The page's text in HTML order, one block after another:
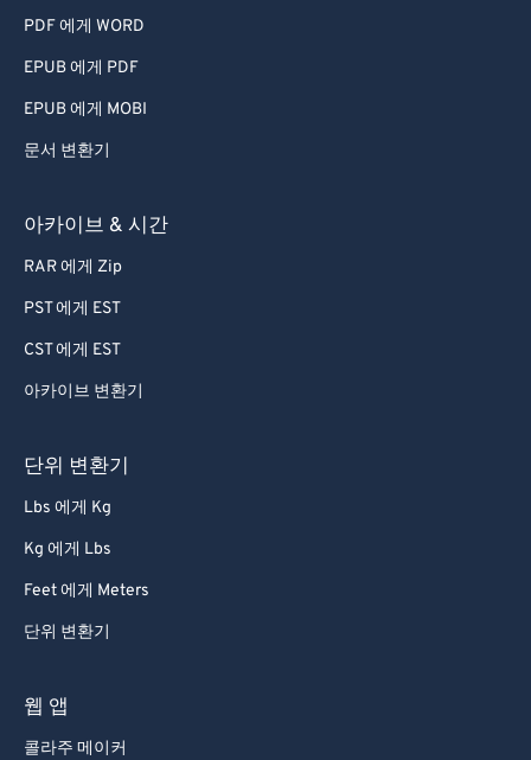
PDF 에게 WORD
EPUB 에게 PDF
EPUB 에게 MOBI
문서 변환기
아카이브 & 시간
RAR 에게 Zip
PST 에게 EST
CST 에게 EST
아카이브 변환기
단위 변환기
Lbs 에게 Kg
Kg 에게 Lbs
Feet 에게 Meters
단위 변환기
웹 앱
콜라주 메이커